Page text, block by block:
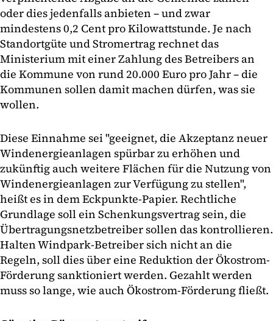
oder dies jedenfalls anbieten – und zwar
mindestens 0,2 Cent pro Kilowattstunde. Je nach
Standortgüte und Stromertrag rechnet das
Ministerium mit einer Zahlung des Betreibers an
die Kommune von rund 20.000 Euro pro Jahr – die
Kommunen sollen damit machen dürfen, was sie
wollen.
Diese Einnahme sei "geeignet, die Akzeptanz neuer
Windenergieanlagen spürbar zu erhöhen und
zukünftig auch weitere Flächen für die Nutzung von
Windenergieanlagen zur Verfügung zu stellen",
heißt es in dem Eckpunkte-Papier. Rechtliche
Grundlage soll ein Schenkungsvertrag sein, die
Übertragungsnetzbetreiber sollen das kontrollieren.
Halten Windpark-Betreiber sich nicht an die
Regeln, soll dies über eine Reduktion der Ökostrom-
Förderung sanktioniert werden. Gezahlt werden
muss so lange, wie auch Ökostrom-Förderung fließt.